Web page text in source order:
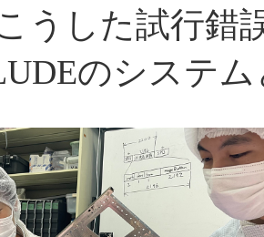
うした試行錯
のシステ